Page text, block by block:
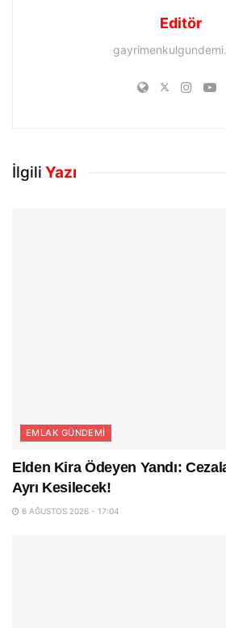
Editör
İlgili Yazı
EMLAK GÜNDEMI
Elden Kira Ödeyen Yandı:
Ayrı Kesilecek!
6 AĞUSTOS 2026 - 17:04